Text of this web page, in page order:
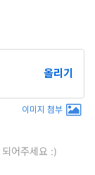
올리기
이미지 첨부
어주세요 :)